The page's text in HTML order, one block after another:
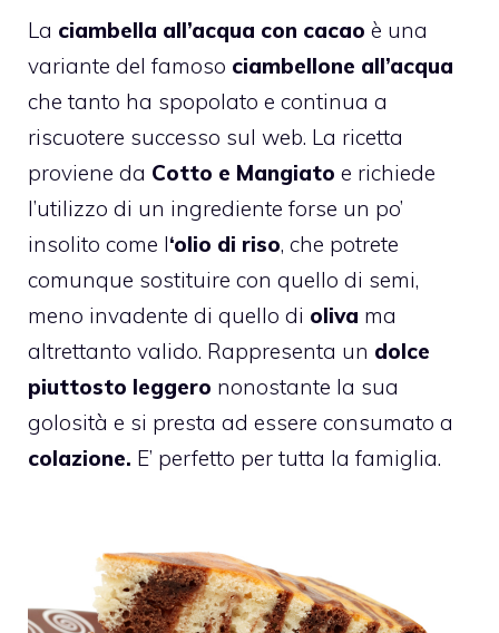
La ciambella all’acqua con cacao è una
variante del famoso ciambellone all’acqua
che tanto ha spopolato e continua a
riscuotere successo sul web. La ricetta
proviene da Cotto e Mangiato e richiede
l’utilizzo di un ingrediente forse un po’
insolito come l‘olio di riso, che potrete
comunque sostituire con quello di semi,
meno invadente di quello di oliva ma
altrettanto valido. Rappresenta un dolce
piuttosto leggero nonostante la sua
golosità e si presta ad essere consumato a
colazione. E’ perfetto per tutta la famiglia.